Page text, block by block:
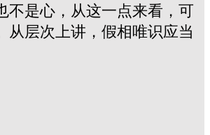
不是心，从这一点来看，可
从层次上讲，假相唯识应当